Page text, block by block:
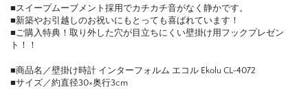
■スイープムーブメント採用でカチカチ音がなく静かです。
■新築やお引越しのお祝いにもとっても喜ばれています！
■ご購入特典！取り外した穴が目立ちにくい壁掛け用フックプレゼン
ト！！
■商品名／壁掛け時計 インターフォルム エコル Ekolu CL-4072
■サイズ／約直径30×奥行3cm